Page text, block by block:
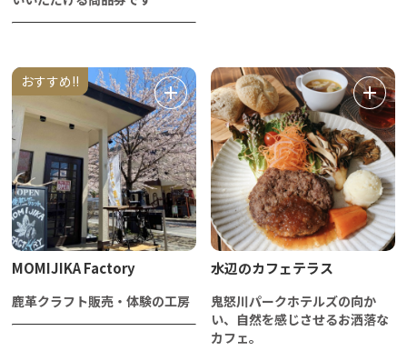
おすすめ!!
MOMIJIKA Factory
鹿革クラフト販売・体験の工房
水辺のカフェテラス
鬼怒川パークホテルズの向か
い、自然を感じさせるお洒落な
カフェ。